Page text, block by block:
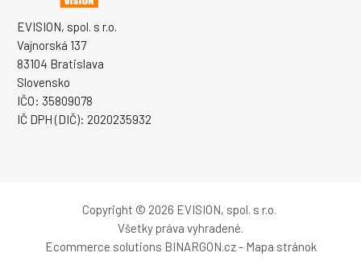
EVISION, spol. s r.o.
Vajnorská 137
83104 Bratislava
Slovensko
IČO: 35809078
IČ DPH (DIČ): 2020235932
Copyright © 2026 EVISION, spol. s r.o.
Všetky práva vyhradené.
Ecommerce solutions BINARGON.cz- Mapa stránok